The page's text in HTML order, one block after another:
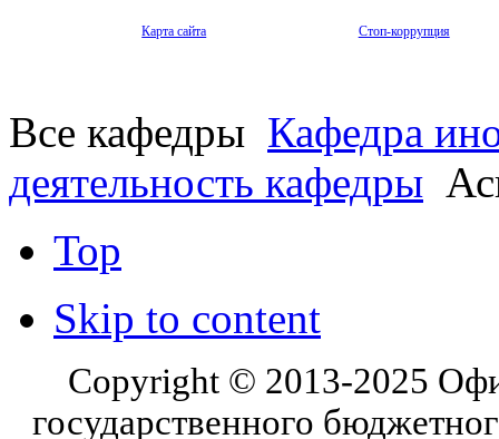
Карта сайта Стоп-коррупция
Все кафедры Кафедра
деятельность кафедры
Top
Skip to content
Copyright © 2013-2025
государственного